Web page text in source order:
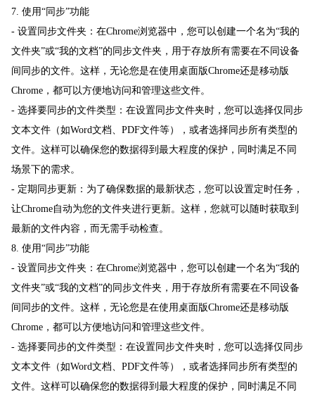
7. 使用“同步”功能
- 设置同步文件夹：在Chrome浏览器中，您可以创建一个名为“我的
文件夹”或“我的文档”的同步文件夹，用于存放所有需要在不同设备
间同步的文件。这样，无论您是在使用桌面版Chrome还是移动版
Chrome，都可以方便地访问和管理这些文件。
- 选择要同步的文件类型：在设置同步文件夹时，您可以选择仅同步
文本文件（如Word文档、PDF文件等），或者选择同步所有类型的
文件。这样可以确保您的数据得到最大程度的保护，同时满足不同
场景下的需求。
- 定期同步更新：为了确保数据的最新状态，您可以设置定时任务，
让Chrome自动为您的文件夹进行更新。这样，您就可以随时获取到
最新的文件内容，而无需手动检查。
8. 使用“同步”功能
- 设置同步文件夹：在Chrome浏览器中，您可以创建一个名为“我的
文件夹”或“我的文档”的同步文件夹，用于存放所有需要在不同设备
间同步的文件。这样，无论您是在使用桌面版Chrome还是移动版
Chrome，都可以方便地访问和管理这些文件。
- 选择要同步的文件类型：在设置同步文件夹时，您可以选择仅同步
文本文件（如Word文档、PDF文件等），或者选择同步所有类型的
文件。这样可以确保您的数据得到最大程度的保护，同时满足不同